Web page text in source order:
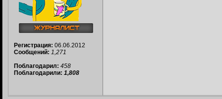
Регистрация: 06.06.2012
Сообщений: 1,271
Поблагодарил: 458
Поблагодарили: 1,808